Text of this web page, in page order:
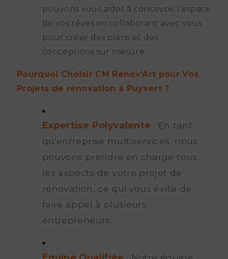
pouvons vous aider à concevoir l'espace
de vos rêves en collaborant avec vous
pour créer des plans et des
conceptions sur mesure.
Pourquoi Choisir CM Renov'Art pour Vos
Projets de rénovation à Puyvert ?
Expertise Polyvalente : En tant
qu'entreprise multiservices, nous
pouvons prendre en charge tous
les aspects de votre projet de
rénovation, ce qui vous évite de
faire appel à plusieurs
entrepreneurs.